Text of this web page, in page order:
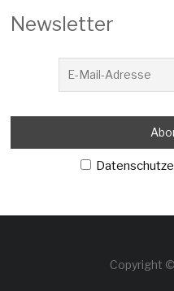
Newsletter
Copyright